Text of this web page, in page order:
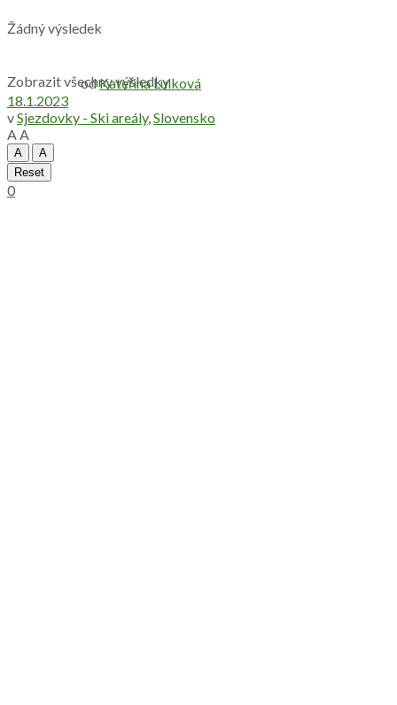
Žádný výsledek
Zobrazit všechny výsledky
odKateřina Lulková
18.1.2023
vSjezdovky - Ski areály,Slovensko
AA
A
A
Reset
0